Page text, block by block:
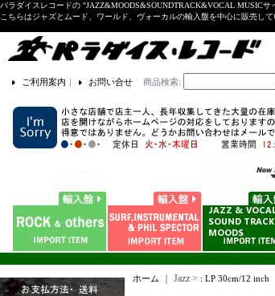
パラダイスレコードの "JAZZ&MOODS&SOUNDTRACK&VOCAL MUSICサ
こちらはジャズとムード、ワールド、ヴォーカルの輸入盤を中心に販売し
ご利用案内 ｜ お問い合せ 商品検索:
ホーム ｜ Jazz > : LP 30cm/12 inch